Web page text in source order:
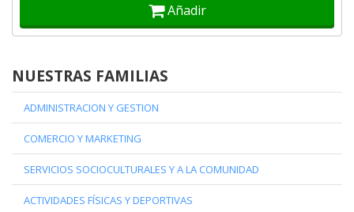
Añadir
NUESTRAS FAMILIAS
ADMINISTRACION Y GESTION
COMERCIO Y MARKETING
SERVICIOS SOCIOCULTURALES Y A LA COMUNIDAD
ACTIVIDADES FÍSICAS Y DEPORTIVAS